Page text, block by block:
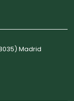
Madrid